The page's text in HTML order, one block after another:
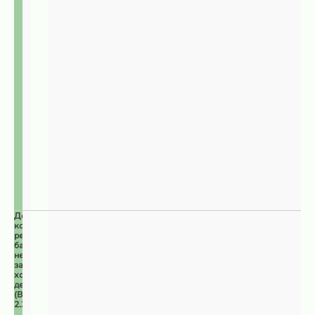
Долинные
комплексы
речных
бассейнов,
не
затронутые
хозяйственной
деятельностью
(ВПЦ
2.3)